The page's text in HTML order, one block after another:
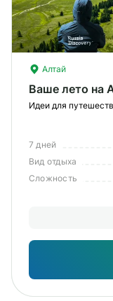
Алтай
Ваше лето на
Идеи для
7 дней
Вид отдыха
Сложность